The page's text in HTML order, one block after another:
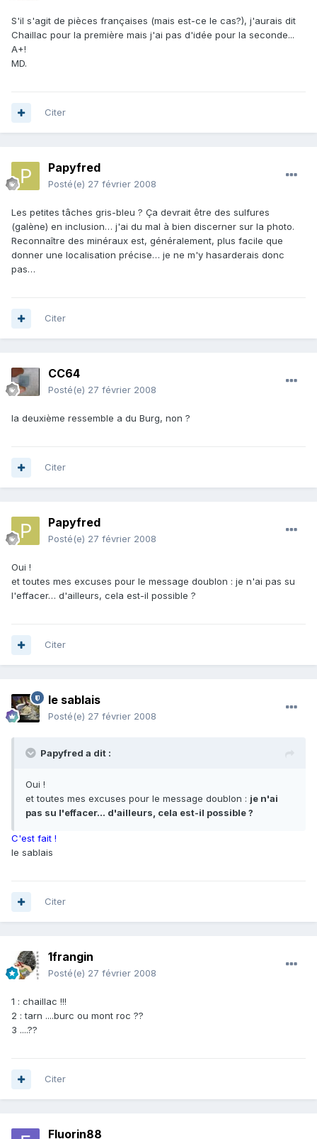
S'il s'agit de pièces françaises (mais est-ce le cas?), j'aurais dit
Chaillac pour la première mais j'ai pas d'idée pour la seconde...
A+!
MD.
Citer
Papyfred
Posté(e) 27 février 2008
Les petites tâches gris-bleu ? Ça devrait être des sulfures
(galène) en inclusion… j'ai du mal à bien discerner sur la photo.
Reconnaître des minéraux est, généralement, plus facile que
donner une localisation précise… je ne m'y hasarderais donc
pas…
Citer
CC64
Posté(e) 27 février 2008
la deuxième ressemble a du Burg, non ?
Citer
Papyfred
Posté(e) 27 février 2008
Oui !
et toutes mes excuses pour le message doublon : je n'ai pas su
l'effacer… d'ailleurs, cela est-il possible ?
Citer
le sablais
Posté(e) 27 février 2008
Papyfred a dit :
Oui !
et toutes mes excuses pour le message doublon : je n'ai
pas su l'effacer… d'ailleurs, cela est-il possible ?
C'est fait !
le sablais
Citer
1frangin
Posté(e) 27 février 2008
1 : chaillac !!!
2 : tarn ....burc ou mont roc ??
3 ....??
Citer
Fluorin88